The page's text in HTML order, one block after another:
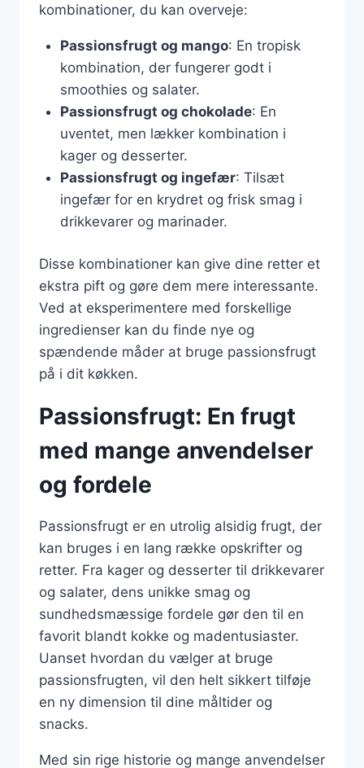
kombinationer, du kan overveje:
Passionsfrugt og mango: En tropisk
kombination, der fungerer godt i
smoothies og salater.
Passionsfrugt og chokolade: En
uventet, men lækker kombination i
kager og desserter.
Passionsfrugt og ingefær: Tilsæt
ingefær for en krydret og frisk smag i
drikkevarer og marinader.
Disse kombinationer kan give dine retter et
ekstra pift og gøre dem mere interessante.
Ved at eksperimentere med forskellige
ingredienser kan du finde nye og
spændende måder at bruge passionsfrugt
på i dit køkken.
Passionsfrugt: En frugt
med mange anvendelser
og fordele
Passionsfrugt er en utrolig alsidig frugt, der
kan bruges i en lang række opskrifter og
retter. Fra kager og desserter til drikkevarer
og salater, dens unikke smag og
sundhedsmæssige fordele gør den til en
favorit blandt kokke og madentusiaster.
Uanset hvordan du vælger at bruge
passionsfrugten, vil den helt sikkert tilføje
en ny dimension til dine måltider og
snacks.
Med sin rige historie og mange anvendelser